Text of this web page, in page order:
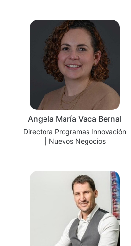
Angela María Vaca Bernal
Directora Programas Innovación
| Nuevos Negocios